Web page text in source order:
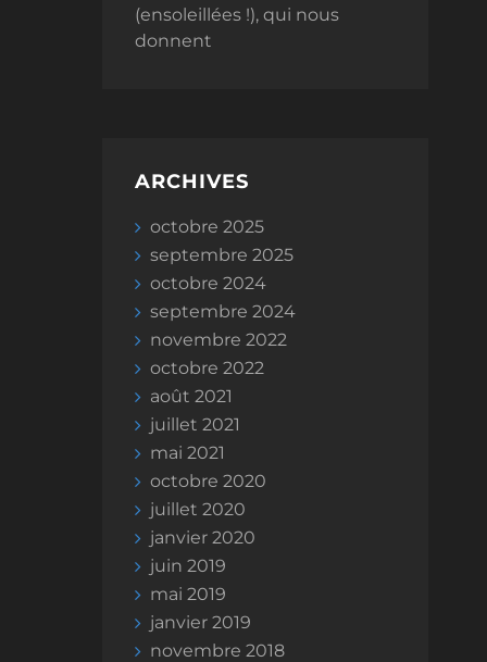
(ensoleillées !), qui nous
donnent
ARCHIVES
octobre 2025
septembre 2025
octobre 2024
septembre 2024
novembre 2022
octobre 2022
août 2021
juillet 2021
mai 2021
octobre 2020
juillet 2020
janvier 2020
juin 2019
mai 2019
janvier 2019
novembre 2018